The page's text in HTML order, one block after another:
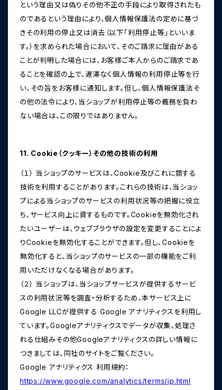
という理由又は偽りその他不正の手段により取得されたも
のであるという理由により、個人情報保護法の定めに基づ
きその利用の停止又は消去（以下「利用停止等」といいま
す。）を求められた場合において、そのご請求に理由がある
ことが判明した場合には、お客様ご本人からのご請求であ
ることを確認の上で、遅滞なく個人情報の利用停止等を行
い、その旨をお客様に通知します。但し、個人情報保護法そ
の他の法令により、当ショップが利用停止等の義務を負わ
ない場合は、この限りではありません。
11. Cookie（クッキー）その他の技術の利用
（１） 当ショップのサービスは、Cookie及びこれに類する
技術を利用することがあります。これらの技術は、当ショッ
プによる当ショップのサービスの利用状況等の把握に役立
ち、サービス向上に資するものです。Cookieを無効化され
たいユーザーは、ウェブブラウザの設定を変更することによ
りCookieを無効化することができます。但し、Cookieを
無効化すると、当ショップのサービスの一部の機能をご利
用いただけなくなる場合があります。
（２） 当ショップは、当ショップサービスが提供するサービ
スの利用状況等を調査・分析するため、本サービス上に
Google LLCが提供する Google アナリティクスを利用し
ています。Googleアナリティクスでデータが収集、処理さ
れる仕組みその他Googleアナリティクスの詳しい情報に
つきましては、同社のサイトをご覧ください。
Google アナリティクス 利用規約：
https://www.google.com/analytics/terms/jp.html